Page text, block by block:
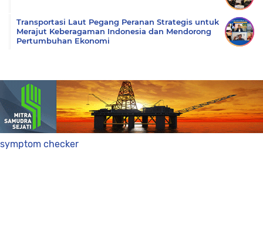
Transportasi Laut Pegang Peranan Strategis untuk
Merajut Keberagaman Indonesia dan Mendorong
Pertumbuhan Ekonomi
symptom checker